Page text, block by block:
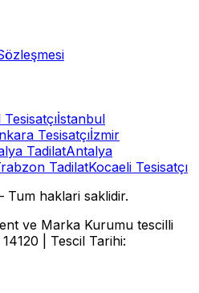
İstanbul
Tesisatçıİzmir
TadilatAntalya
TadilatKocaeli Tesisatçı
Tum haklari saklidir.
ve Marka Kurumu tescilli
| Tescil Tarihi: